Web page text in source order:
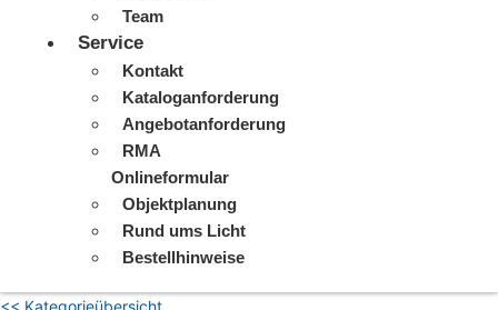
Team
Service
Kontakt
Kataloganforderung
Angebotanforderung
RMA
Onlineformular
Objektplanung
Rund ums Licht
Bestellhinweise
<< Kategorieübersicht